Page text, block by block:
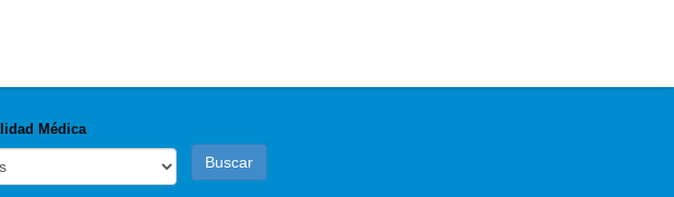
Médica
Buscar